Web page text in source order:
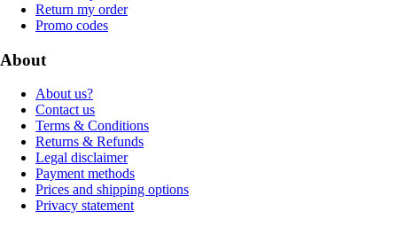
Return my order
Promo codes
About
About us?
Contact us
Terms & Conditions
Returns & Refunds
Legal disclaimer
Payment methods
Prices and shipping options
Privacy statement